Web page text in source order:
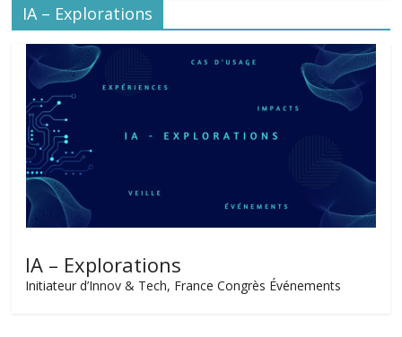
IA – Explorations
IA – Explorations
Initiateur d’Innov & Tech, France Congrès Événements